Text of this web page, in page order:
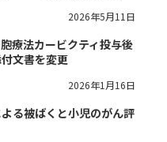
2026年5月11日
療法カービクティ投与後
文書を変更
2026年1月16日
る被ばくと小児のがん評